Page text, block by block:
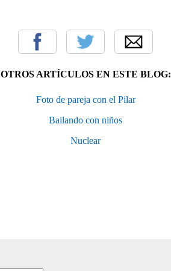
OTROS ARTÍCULOS EN ESTE BLOG:
Foto de pareja con el Pilar
Bailando con niños
Nuclear